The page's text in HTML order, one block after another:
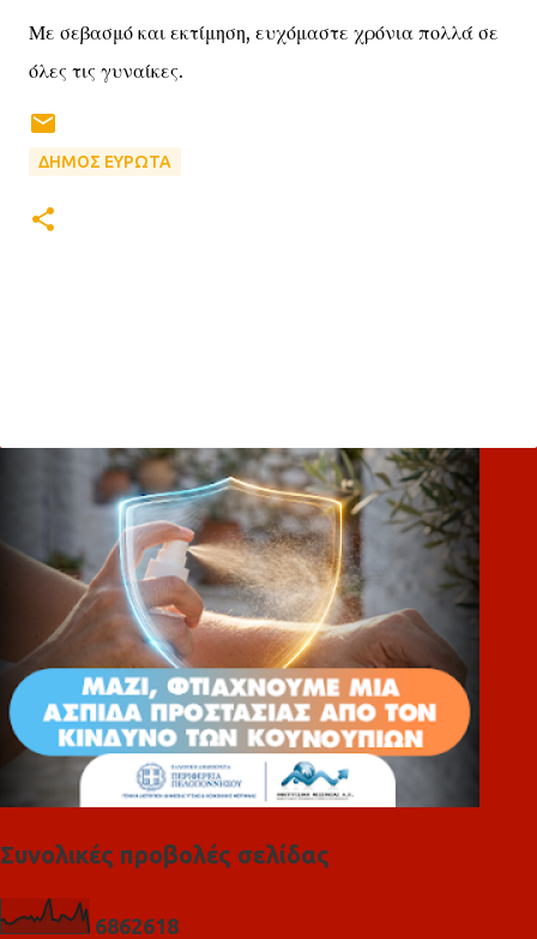
Με σεβασμό και εκτίμηση, ευχόμαστε χρόνια πολλά σε
όλες τις γυναίκες.
ΔΗΜΟΣ ΕΥΡΩΤΑ
λ
Συνολικές προβολές σελίδας
6862618